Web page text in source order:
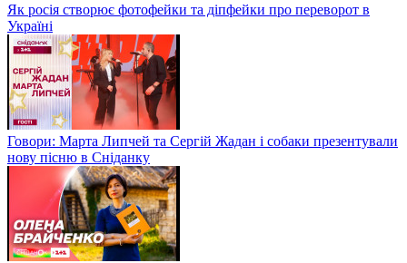
Як росія створює фотофейки та діпфейки про переворот в
Україні
Говори: Марта Липчей та Сергій Жадан і собаки презентували
нову пісню в Сніданку